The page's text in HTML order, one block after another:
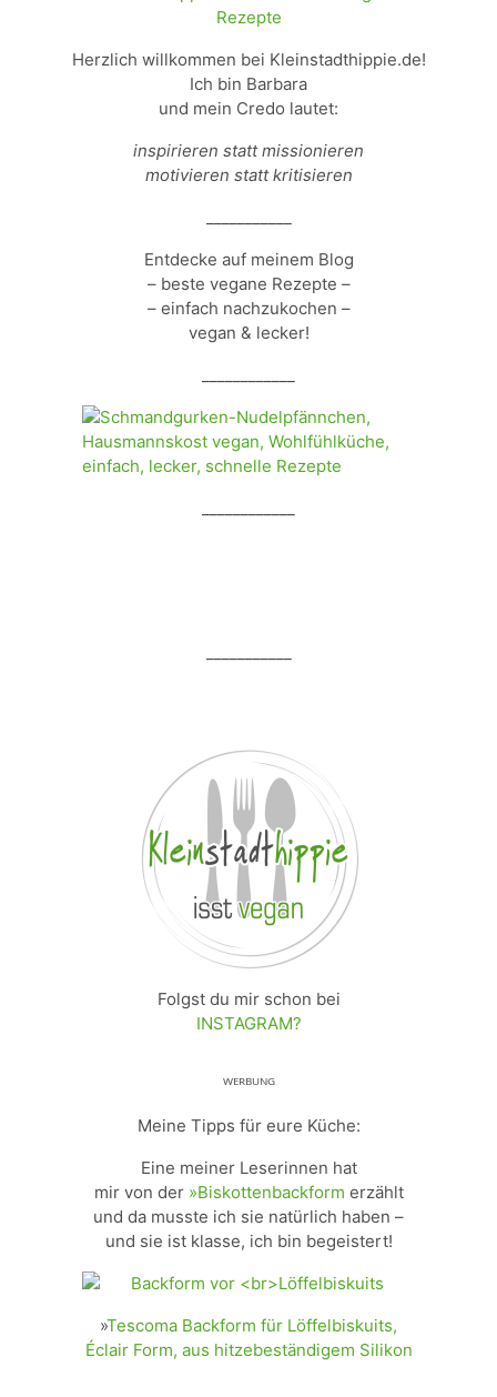
Herzlich willkommen bei Kleinstadthippie.de!
Ich bin Barbara
und mein Credo lautet:
inspirieren statt missionieren
motivieren statt kritisieren
Entdecke auf meinem Blog
– beste vegane Rezepte –
– einfach nachzukochen –
vegan & lecker!
Folgst du mir schon bei
INSTAGRAM?
ᵂᴱᴿᴮᵁᴺᴳ
Meine Tipps für eure Küche:
Eine meiner Leserinnen hat
mir von der »Biskottenbackform erzählt
und da musste ich sie natürlich haben –
und sie ist klasse, ich bin begeistert!
»Tescoma Backform für Löffelbiskuits,
Éclair Form, aus hitzebeständigem Silikon